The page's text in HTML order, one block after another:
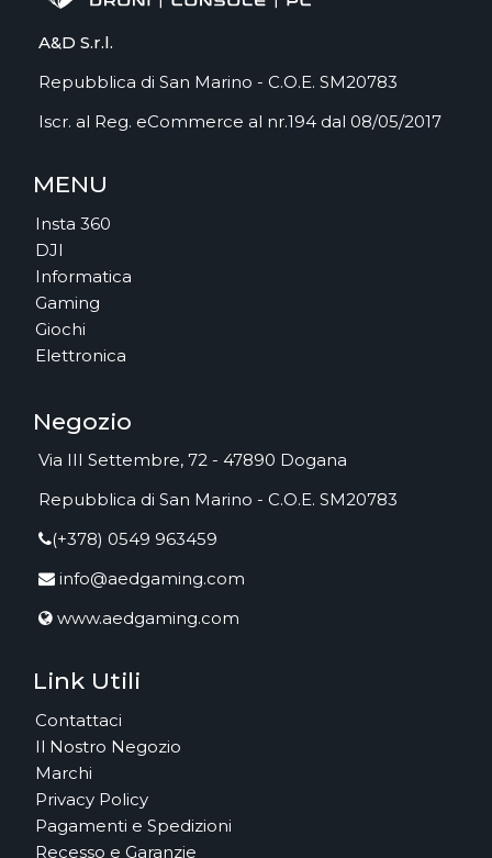
A&D S.r.l.
Repubblica di San Marino - C.O.E. SM20783
Iscr. al Reg. eCommerce al nr.194 dal 08/05/2017
MENU
Insta 360
DJI
Informatica
Gaming
Giochi
Elettronica
Negozio
Via III Settembre, 72 - 47890 Dogana
Repubblica di San Marino - C.O.E. SM20783
(+378) 0549 963459
info@aedgaming.com
www.aedgaming.com
Link Utili
Contattaci
Il Nostro Negozio
Marchi
Privacy Policy
Pagamenti e Spedizioni
Recesso e Garanzie